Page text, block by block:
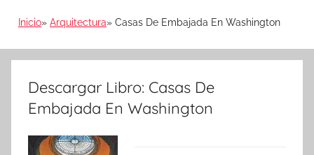
Inicio Arquitectura Casas De Embajada En Washington
Descargar Libro: Casas De
Embajada En Washington